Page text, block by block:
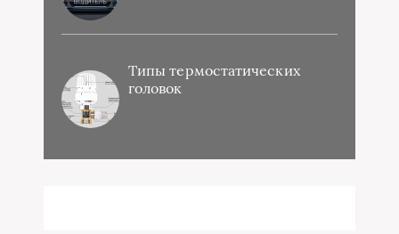
Типы термостатических
головок